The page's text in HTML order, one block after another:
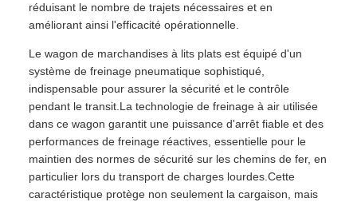
réduisant le nombre de trajets nécessaires et en
améliorant ainsi l'efficacité opérationnelle.
Le wagon de marchandises à lits plats est équipé d'un
système de freinage pneumatique sophistiqué,
indispensable pour assurer la sécurité et le contrôle
pendant le transit.La technologie de freinage à air utilisée
dans ce wagon garantit une puissance d'arrêt fiable et des
performances de freinage réactives, essentielle pour le
maintien des normes de sécurité sur les chemins de fer, en
particulier lors du transport de charges lourdes.Cette
caractéristique protège non seulement la cargaison, mais